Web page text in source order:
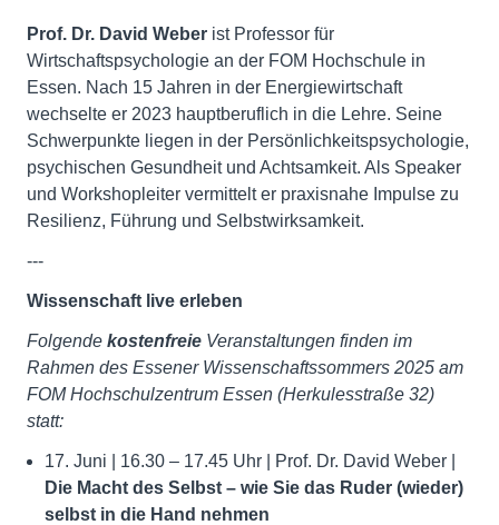
Prof. Dr. David Weber ist Professor für
Wirtschaftspsychologie an der FOM Hochschule in
Essen. Nach 15 Jahren in der Energiewirtschaft
wechselte er 2023 hauptberuflich in die Lehre. Seine
Schwerpunkte liegen in der Persönlichkeitspsychologie,
psychischen Gesundheit und Achtsamkeit. Als Speaker
und Workshopleiter vermittelt er praxisnahe Impulse zu
Resilienz, Führung und Selbstwirksamkeit.
---
Wissenschaft live erleben
Folgende kostenfreie Veranstaltungen finden im
Rahmen des Essener Wissenschaftssommers 2025 am
FOM Hochschulzentrum Essen (Herkulesstraße 32)
statt:
17. Juni | 16.30 – 17.45 Uhr | Prof. Dr. David Weber |
Die Macht des Selbst – wie Sie das Ruder (wieder)
selbst in die Hand nehmen